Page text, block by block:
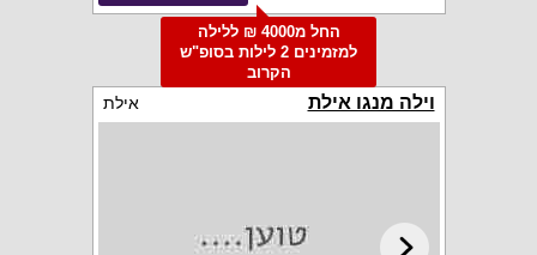
החל מ4000 ₪ ללילה
למזמינים 2 לילות בסופ"ש
הקרוב
וילה מנגו אילת אילת